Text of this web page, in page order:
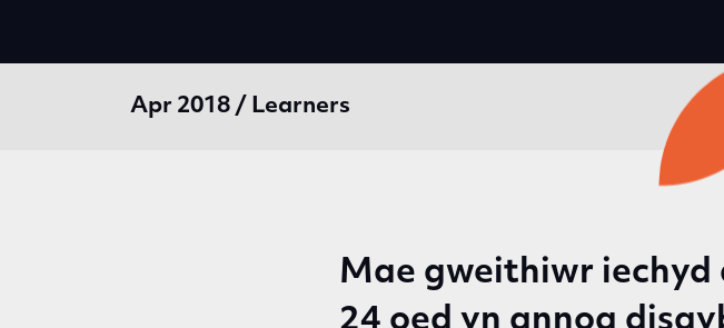
Apr 2018 / Learners
Mae gweithiwr